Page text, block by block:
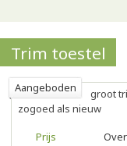
Trim toestel
Aangeboden
groot
zogoed als nieuw
Prijs